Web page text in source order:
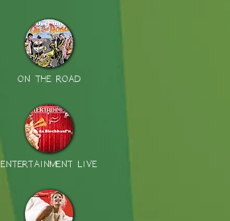
ON THE ROAD
ENTERTAINMENT LIVE